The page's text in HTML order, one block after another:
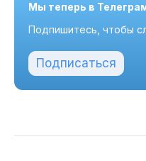
Мы теперь в
Подпишитесь, чтобы
Подписаться